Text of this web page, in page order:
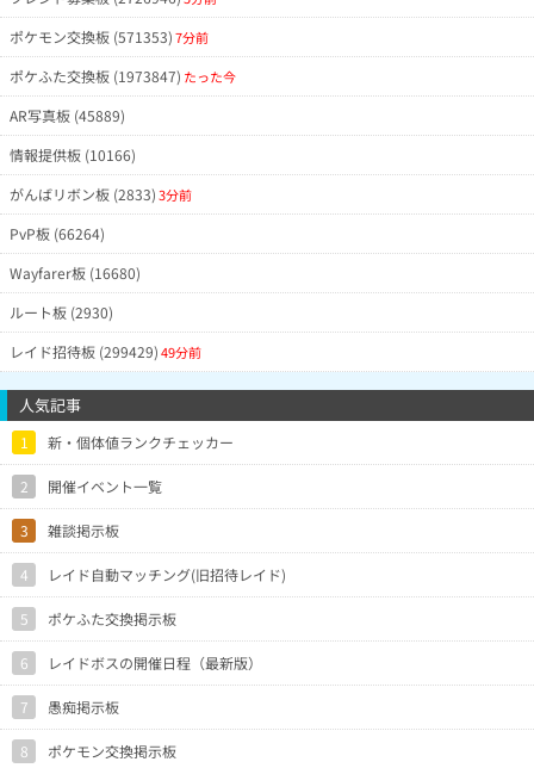
ポケモン交換板 (571353)7分前
ポケふた交換板 (1973847) たった今
AR写真板 (45889)
情報提供板 (10166)
がんばリボン板 (2833)3分前
PvP板 (66264)
Wayfarer板 (16680)
ルート板 (2930)
レイド招待板 (299429)49分前
人気記事
1 新・個体値ランクチェッカー
2 開催イベント一覧
3 雑談掲示板
4 レイド自動マッチング(旧招待レイド)
5 ポケふた交換掲示板
6 レイドボスの開催日程（最新版）
7 愚痴掲示板
8 ポケモン交換掲示板